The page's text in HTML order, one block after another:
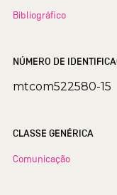
Bibliográfico
NÚMERO DE
mtcom522580-15
CLASSE GENÉRICA
Comunicação